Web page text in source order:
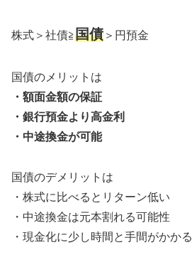
株式＞社債≧国債＞円預金
国債のメリットは
・額面金額の保証
・銀行預金より高金利
・中途換金が可能
国債のデメリットは
・株式に比べるとリターン低い
・中途換金は元本割れる可能性
・現金化に少し時間と手間がかかる